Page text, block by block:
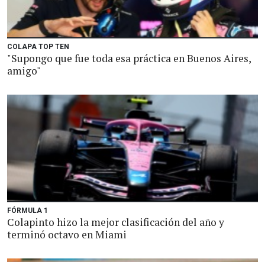
COLAPA TOP TEN
"Supongo que fue toda esa práctica en Buenos Aires,
amigo"
FÓRMULA 1
Colapinto hizo la mejor clasificación del año y
terminó octavo en Miami